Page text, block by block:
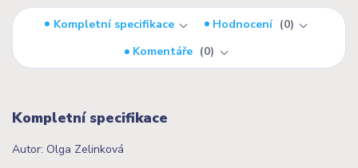
Kompletní specifikace Hodnocení
0
Komentáře
0
Kompletní specifikace
Autor: Olga Zelinková